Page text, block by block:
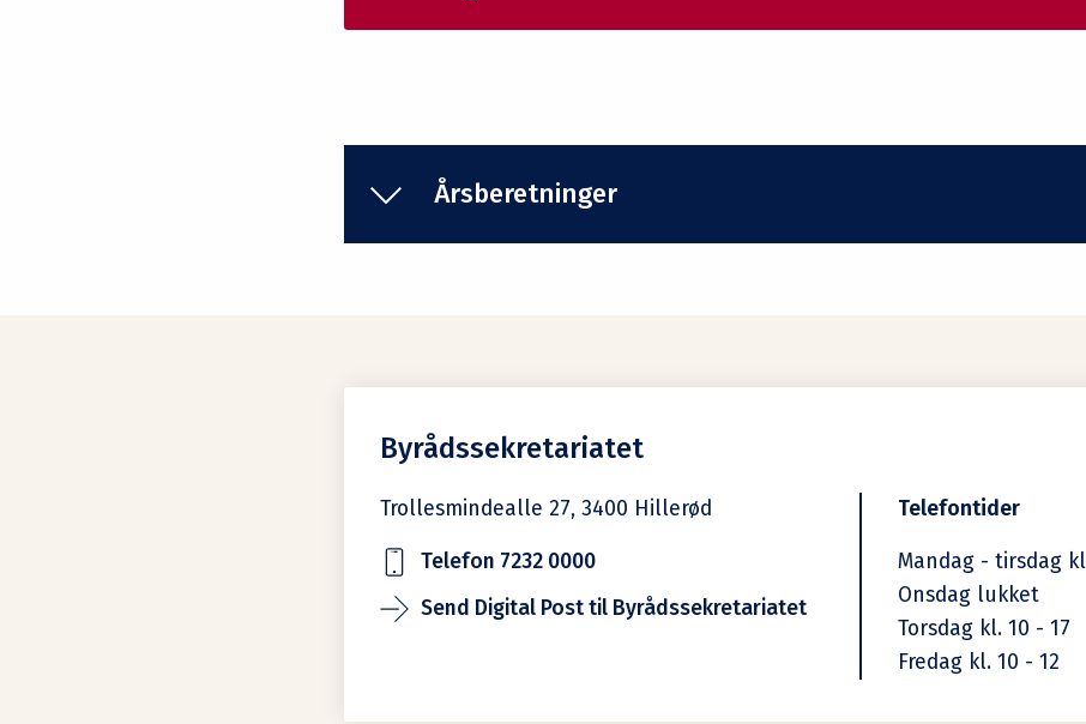
Årsberetninger
Byrådssekretariatet
Trollesmindealle 27, 3400 Hillerød
Telefon 7232 0000
Send Digital Post til Byrådssekretariatet
Telefontider
Mandag - tirsdag
Onsdag lukket
Torsdag kl. 10 - 17
Fredag kl. 10 - 12